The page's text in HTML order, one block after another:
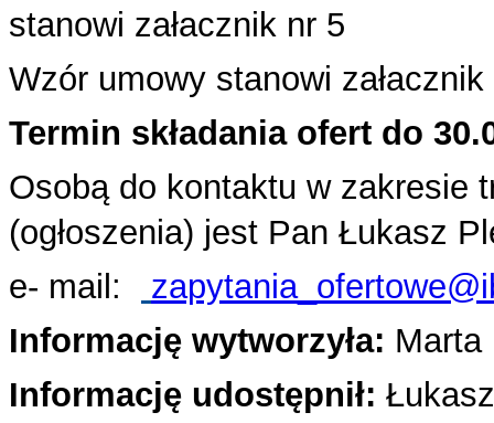
stanowi załacznik nr 5
Wzór umowy stanowi załacznik
Termin składania ofert do
Osobą do kontaktu w zakresie
(ogłoszenia) jest Pan Łukasz
e- mail:
Informację wytworzyła:
Informację udostępnił: